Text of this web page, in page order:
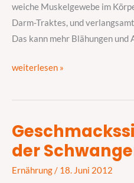
weiche Muskelgewebe im
Darm-Traktes, und
Das kann mehr Blähungen und
weiterlesen »
der
Ernährung/ 18. Juni 2012
Geschmackssinn
während
Schwangerschaft